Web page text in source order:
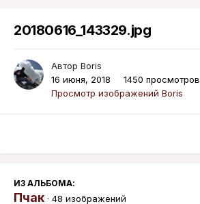
20180616_143329.jpg
Автор Boris
16 июня, 2018
1450 просмотров
Просмотр изображений Boris
ИЗ АЛЬБОМА:
Пчак · 48 изображений